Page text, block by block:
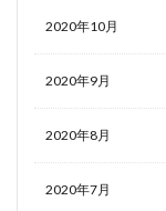
2020年10月
2020年9月
2020年8月
2020年7月